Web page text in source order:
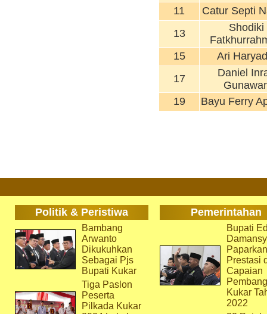
11
Catur Septi
13
Shodiki
15
Ari
17
Daniel
19
Bayu Ferry
Politik & Peristiwa Pemerintahan
Bambang
Arwanto
Dikukuhkan
Sebagai Pjs
Bupati Kukar
Tiga Paslon
Peserta
Pilkada Kukar
Bupati
Paparkan
Prestasi
Capaian
Kukar
2022